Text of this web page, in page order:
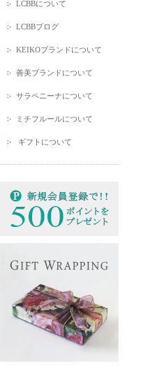
LCBBについて
LCBBブログ
KEIKOブランドについて
善美ブランドについて
サラペニーナについて
ミチフルールについて
ギフトについて